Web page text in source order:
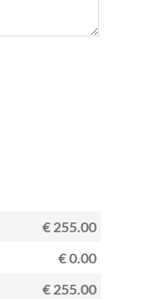
€ 255.00
€ 0.00
€ 255.00